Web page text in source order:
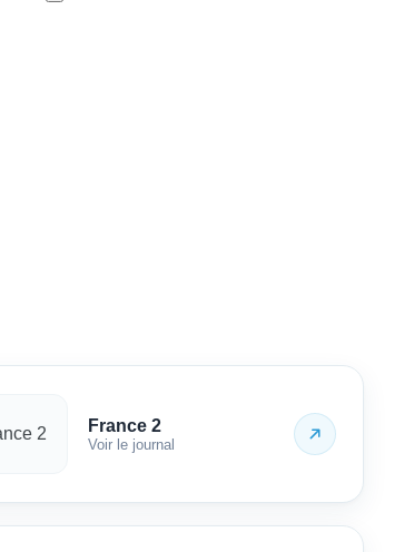
France 2
Voir le journal